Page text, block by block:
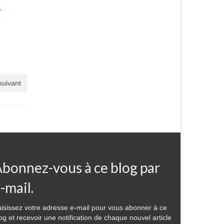
vous à ce blog par
mail.
votre adresse e-mail pour vous abonner à ce
et recevoir une notification de chaque nouvel article